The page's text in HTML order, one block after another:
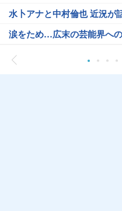
水卜アナと中村倫也 近況が
涙をため…広末の芸能界へ